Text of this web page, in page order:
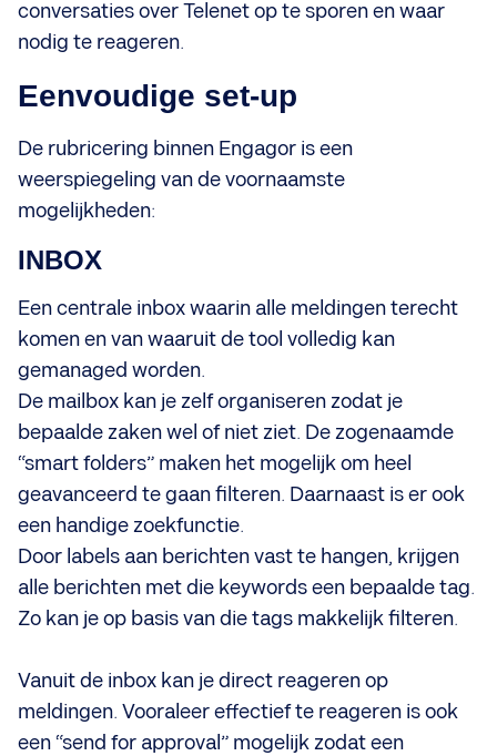
conversaties over Telenet op te sporen en waar
nodig te reageren.
Eenvoudige set-up
De rubricering binnen Engagor is een
weerspiegeling van de voornaamste
mogelijkheden:
INBOX
Een centrale inbox waarin alle meldingen terecht
komen en van waaruit de tool volledig kan
gemanaged worden.
De mailbox kan je zelf organiseren zodat je
bepaalde zaken wel of niet ziet. De zogenaamde
“smart folders” maken het mogelijk om heel
geavanceerd te gaan filteren. Daarnaast is er ook
een handige zoekfunctie.
Door labels aan berichten vast te hangen, krijgen
alle berichten met die keywords een bepaalde tag.
Zo kan je op basis van die tags makkelijk filteren.
Vanuit de inbox kan je direct reageren op
meldingen. Vooraleer effectief te reageren is ook
een “send for approval” mogelijk zodat een